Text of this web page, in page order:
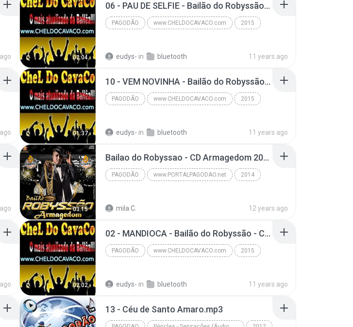
02:04
06 - PAU DE SELFIE - Bailão do Robyssão - CD Ambiguidade 2015.mp3
PAGODÃO www.CHELDOCAVACO.com 2015
eudys- in bluetooth 11 years ago
01:37
10 - VEM NOVINHA - Bailão do Robyssão - CD Ambiguidade 2015.mp3
PAGODÃO www.CHELDOCAVACO.com 2015
eudys- in bluetooth 11 years ago
03:15
Bailao do Robyssao - CD Armagedom 2014 - Promocional 04- CHUMBO QUENTE.mp3
PAGODÃO www.PORTALPAGODAO.net 2014
mila C. 12 years ago
02:02
02 - MANDIOCA - Bailão do Robyssão - CD Ambiguidade 2015.mp3
PAGODÃO www.CHELDOCAVACO.com 2015
eudys- in bluetooth 11 years ago
13 - Céu de Santo Amaro.mp3